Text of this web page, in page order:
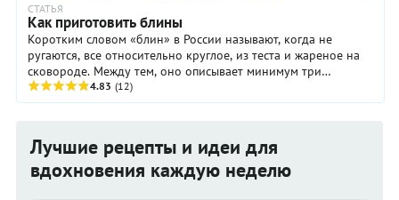
СТАТЬЯ
Как приготовить блины
Коротким словом «блин» в России называют, когда не
ругаются, все относительно круглое, из теста и жареное на
сковороде. Между тем, оно описывает минимум три
совершенно разных рецепта, которые вы ...
4.83 (12)
Лучшие рецепты и идеи для
вдохновения каждую неделю